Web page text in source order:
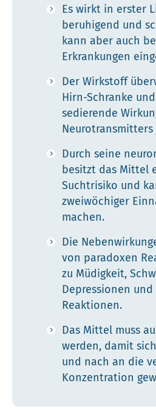
Es wirkt in erster
beruhigend und
kann aber auch
Erkrankungen
Der Wirkstoff
Hirn-Schranke
sedierende
Neurotransmitters
Durch seine
besitzt das Mittel
Suchtrisiko und
zweiwöchiger
machen.
Die
von paradoxen
zu Müdigkeit,
Depressionen
Reaktionen.
Das Mittel muss
werden, damit
und nach an die
Konzentration